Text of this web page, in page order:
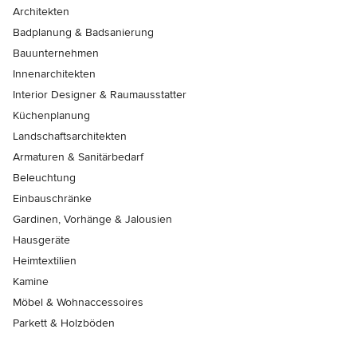
Architekten
Badplanung & Badsanierung
Bauunternehmen
Innenarchitekten
Interior Designer & Raumausstatter
Küchenplanung
Landschaftsarchitekten
Armaturen & Sanitärbedarf
Beleuchtung
Einbauschränke
Gardinen, Vorhänge & Jalousien
Hausgeräte
Heimtextilien
Kamine
Möbel & Wohnaccessoires
Parkett & Holzböden